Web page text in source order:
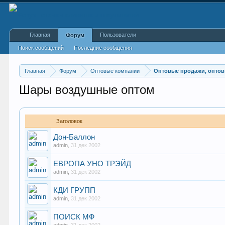
Главная Форум Оптовые компании Оптовые продажи,
Шары воздушные оптом
Заголовок
Дон-Баллон
admin 31 дек 2002
ЕВРОПА УНО ТРЭЙД
admin 31 дек 2002
КДИ ГРУПП
admin 31 дек 2002
ПОИСК МФ
Главная Форум
Поиск сообщений Последние сообщения
Пользователи